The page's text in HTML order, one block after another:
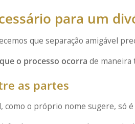
para um
que separação amigável
o processo ocorra de maneira
as partes
como o próprio nome sugere, só